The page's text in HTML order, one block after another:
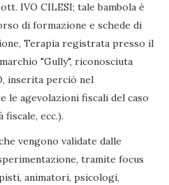
IVO CILESI; tale bambola è
di formazione e schede di
Terapia registrata presso il
"Gully", riconosciuta
inserita perciò nel
le agevolazioni fiscali del caso
fiscale, ecc.).
vengono validate dalle
tramite focus
animatori, psicologi,